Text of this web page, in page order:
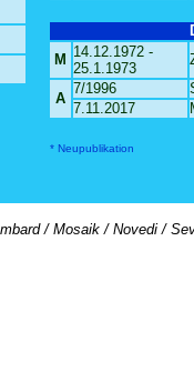
M 14.12.1972 -
25.1.1973
A
7/1996
7.11.2017
* Neupublikation
/ Mosaik / Novedi /